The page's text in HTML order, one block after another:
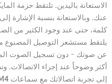
الاستعانة باليدين. تلتقط حزمة
عنك. وبالاستعانة بنسبة الإشارة
كلمة، حتى عند وجود الكثير من
يلتقط مستشعر التوصيل المصنوع
عن صوتك – دون تسجيل الصوت
أكثر وضوحاً عند إجراء الاتصالات.
إلى تجربة اتصالاتك مع سماعات